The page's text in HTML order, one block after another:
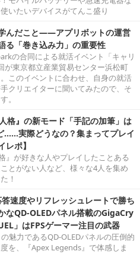
いたいデバイスがてんこ盛り
んだこと――アプリボットの運営
る「巻き込み力」の重要性
の合同による就活イベント「キャリ
が東京都立産業貿易センター浜松町
このイベントに合わせ、自身の就活
クリエイターに聞いてみたので、そ
。
格』の新モード「手記の加筆」は
……実際どうなの？集まってプレイ
レポ】
』が好きな人やプレイしたことある
とがない人など、様々な4人を集め
！
速度やリフレッシュレートで勝ち
なQD-OLEDパネル搭載のGigaCry
」はFPSゲーマー注目の武器
の魅力であるQD-OLEDパネルの圧倒的
を、『Apex Legends』で体感しま